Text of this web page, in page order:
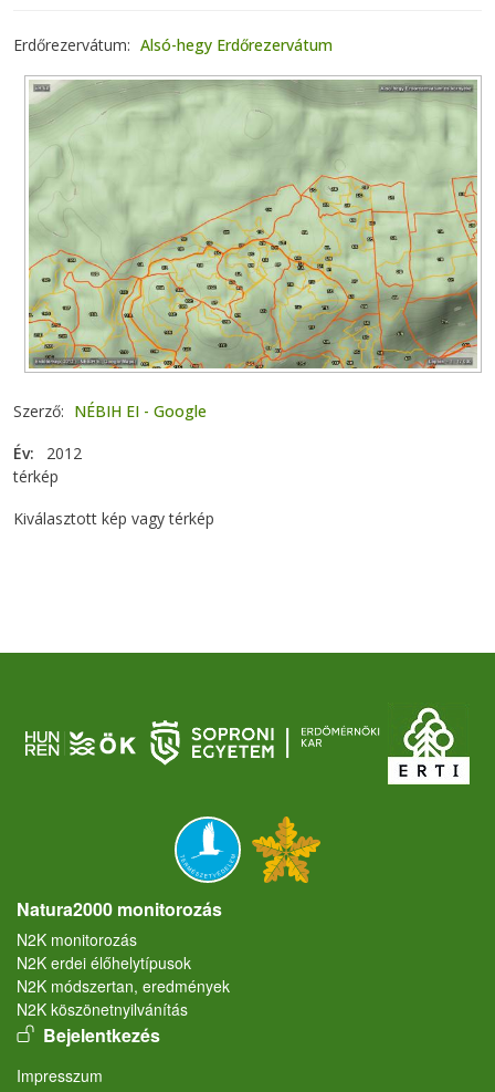
Erdőrezervátum Alsó-hegy Erdőrezervátum
Szerző
NÉBIH EI - Google
Év
2012
térkép
Kiválasztott kép vagy térkép
Natura2000 monitorozás
N2K monitorozás
N2K erdei élőhelytípusok
N2K módszertan, eredmények
N2K köszönetnyilvánítás
User account menu
Bejelentkezés
Lábléc
Impresszum